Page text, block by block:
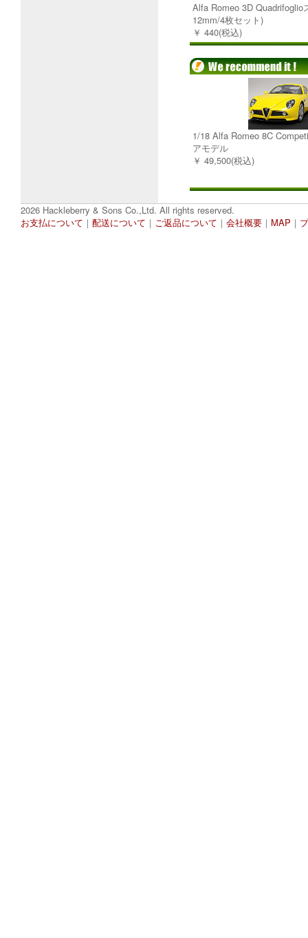
Alfa Romeo 3D Quadrifoglio
12mm/4枚セット)
￥ 440(税込)
1/18 Alfa Romeo 8C
アモデル
￥ 49,500(税込)
2026 Hackleberry & Sons Co.,Ltd. All rights reserved.
お支払について ｜ 配送について ｜ ご返品について ｜ 会社概要 ｜ MAP ｜